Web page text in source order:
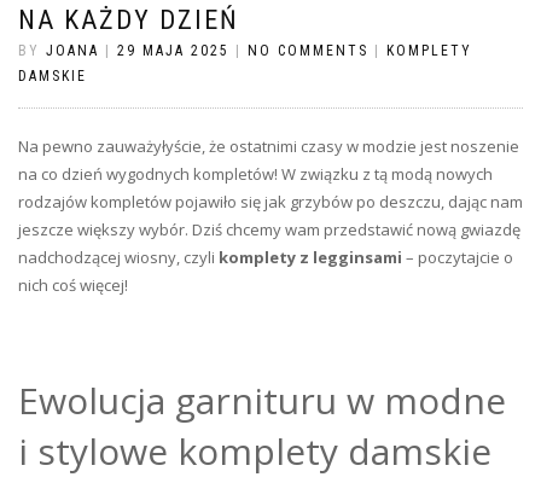
NA KAŻDY DZIEŃ
BY JOANA | 29 MAJA 2025 | NO COMMENTS | KOMPLETY
DAMSKIE
Na pewno zauważyłyście, że ostatnimi czasy w modzie jest noszenie
na co dzień wygodnych kompletów! W związku z tą modą nowych
rodzajów kompletów pojawiło się jak grzybów po deszczu, dając nam
jeszcze większy wybór. Dziś chcemy wam przedstawić nową gwiazdę
nadchodzącej wiosny, czyli komplety z legginsami – poczytajcie o
nich coś więcej!
Ewolucja garnituru w modne
i stylowe komplety damskie